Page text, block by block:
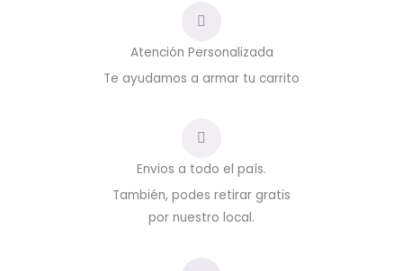
Atención Personalizada
Te ayudamos a armar tu carrito
Envios a todo el país.
También, podes retirar gratis
por nuestro local.